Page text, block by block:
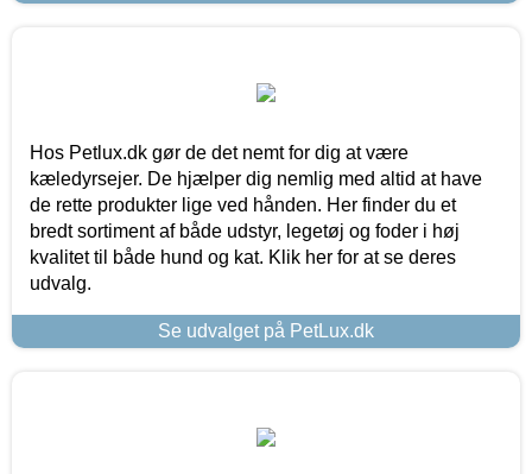
Hos Petlux.dk gør de det nemt for dig at være
kæledyrsejer. De hjælper dig nemlig med altid at have
de rette produkter lige ved hånden. Her finder du et
bredt sortiment af både udstyr, legetøj og foder i høj
kvalitet til både hund og kat. Klik her for at se deres
udvalg.
Se udvalget på PetLux.dk